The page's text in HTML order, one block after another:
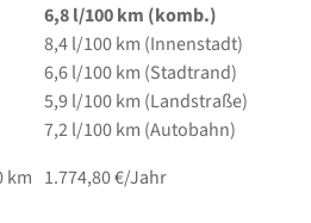
6,8l/100 km (komb.)
8,4l/100 km (Innenstadt)
6,6l/100 km (Stadtrand)
5,9l/100 km (Landstraße)
7,2l/100 km (Autobahn)
km 1.774,80 €/Jahr